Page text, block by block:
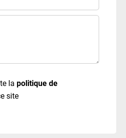
la politique de
site